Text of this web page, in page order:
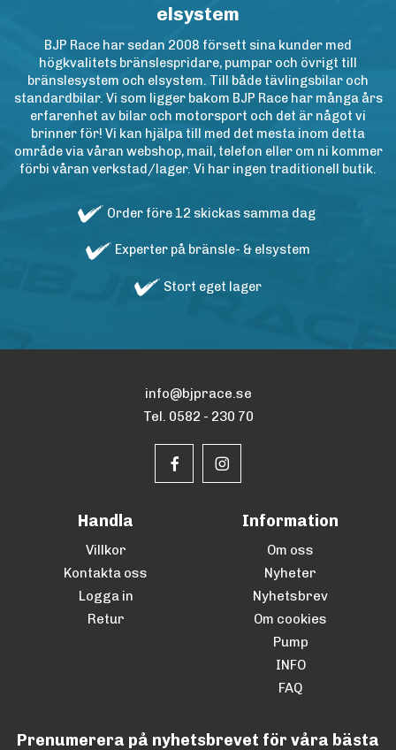
elsystem
BJP Race har sedan 2008 försett sina kunder med
högkvalitets bränslespridare, pumpar och övrigt till
bränslesystem och elsystem. Till både tävlingsbilar och
standardbilar. Vi som ligger bakom BJP Race har många års
erfarenhet av bilar och motorsport och det är något vi
brinner för! Vi kan hjälpa till med det mesta inom detta
område via våran webshop, mail, telefon eller om ni kommer
förbi våran verkstad/lager. Vi har ingen traditionell butik.
Order före 12 skickas samma dag
Experter på bränsle- & elsystem
Stort eget lager
info@bjprace.se
Tel. 0582 - 230 70
Handla
Villkor
Kontakta oss
Logga in
Retur
Information
Om oss
Nyheter
Nyhetsbrev
Om cookies
Pump
INFO
FAQ
Prenumerera på nyhetsbrevet för våra bästa